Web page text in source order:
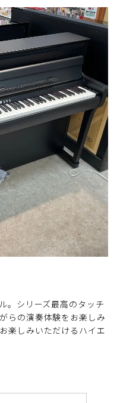
。シリーズ最高のタッチ
らの演奏体験をお楽しみ
楽しみいただけるハイエ